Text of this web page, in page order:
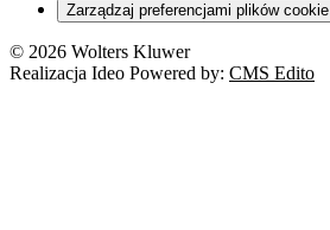
Zarządzaj preferencjami plików cookie
© 2026 Wolters Kluwer
Realizacja Ideo Powered by: CMS Edito